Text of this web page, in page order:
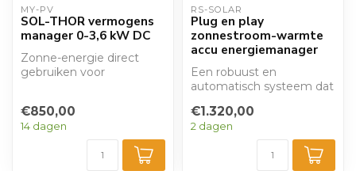
MY-PV
SOL-THOR vermogens
manager 0-3,6 kW DC
Zonne-energie direct
gebruiken voor
€850,00
14 dagen
RS-SOLAR
Plug en play
zonnestroom-warmte
accu energiemanager
Een robuust en
automatisch systeem dat
op het moment da...
€1.320,00
2 dagen